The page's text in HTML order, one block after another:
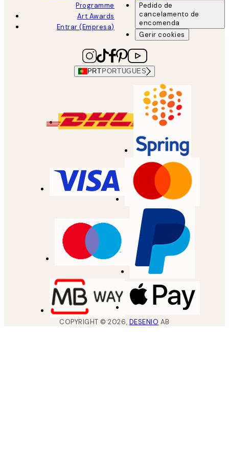
Programme
Art Awards
Entrar (Empresa)
Pedido de
cancelamento de
encomenda
Gerir cookies
PRT PORTUGUES
COPYRIGHT ©2026, DESENIO AB